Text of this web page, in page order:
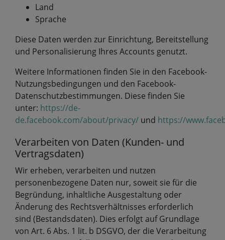
Land
Sprache
Diese Daten werden zur Einrichtung, Bereitstellung
und Personalisierung Ihres Accounts genutzt.
Weitere Informationen finden Sie in den Facebook-
Nutzungsbedingungen und den Facebook-
Datenschutzbestimmungen. Diese finden Sie
unter: https://de-
de.facebook.com/about/privacy/ und https://
Verarbeiten von Daten (Kunden- und
Vertragsdaten)
Wir erheben, verarbeiten und nutzen
personenbezogene Daten nur, soweit sie für die
Begründung, inhaltliche Ausgestaltung oder
Änderung des Rechtsverhältnisses erforderlich
sind (Bestandsdaten). Dies erfolgt auf Grundlage
von Art. 6 Abs. 1 lit. b DSGVO, der die Verarbeitung